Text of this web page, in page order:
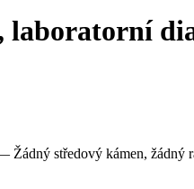
laboratorní
středový kámen, žádný